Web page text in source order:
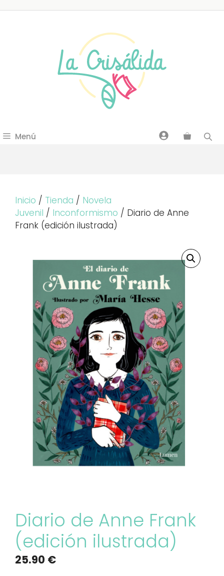
Menú
Inicio / Tienda / Novela
Juvenil / Inconformismo / Diario de Anne
Frank (edición ilustrada)
Diario de Anne Frank
(edición ilustrada)
25.90 €